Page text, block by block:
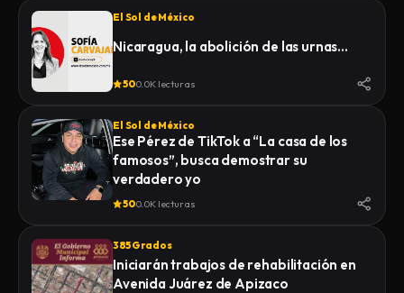
El Sol de México
Nicaragua, la abolición de las urnas…
500.0K lecturas
El Sol de México
Ese Pérez de TikTok a “La casa de los
famosos”, busca demostrar su
verdadero yo
500.0K lecturas
385 Grados
Iniciarán trabajos de rehabilitación en
Avenida Juárez de Apizaco